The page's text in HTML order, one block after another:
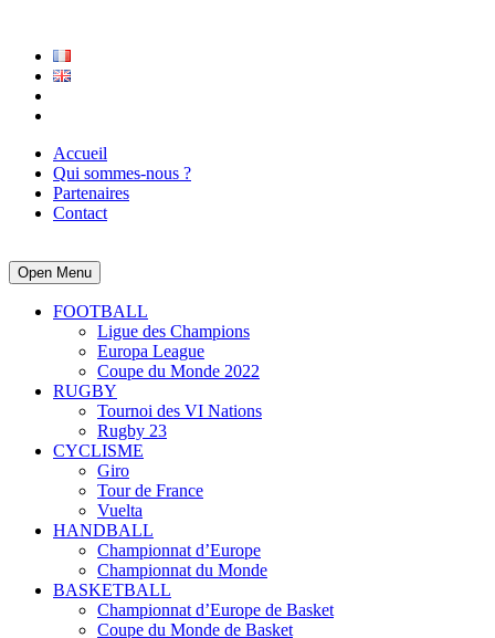
Accueil
Qui sommes-nous ?
Partenaires
Contact
Open Menu
FOOTBALL
Ligue des Champions
Europa League
Coupe du Monde 2022
RUGBY
Tournoi des VI Nations
Rugby 23
CYCLISME
Giro
Tour de France
Vuelta
HANDBALL
Championnat d’Europe
Championnat du Monde
BASKETBALL
Championnat d’Europe de Basket
Coupe du Monde de Basket